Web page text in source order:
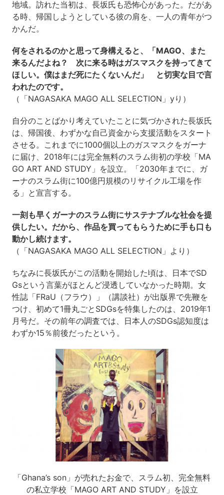
地域。訪れた当初は、長坂氏も恐怖心があった。だがあ
る時、帰国しようとしている彼の肩を、一人の青年がつ
かんだ。
何をされるのかと思って身構えると、「MAGO、また
来るんだよね？ 次に来る時はガスマスクを持ってきて
ほしい。僕はまだ死にたくないんだ」 と切実な目で言
われたのです。
（「NAGASAKA MAGO ALL SELECTION」yり）
自分のことばかり考えていたことに気づかされた長坂氏
は、帰国後、わずかな自己資金から支援活動をスタート
させる。これまでに1000個以上のガスマスクをガーナ
に届け、2018年には完全無料のスラム街初の学校「MA
GO ART AND STUDY」を設立。「2030年までに、ガ
ーナのスラム街に100億円規模のリサイクル工場を作
る」と宣言する。
一刻も早くガーナのスラム街にサステナブルな社会を提
供したい。だから、作品を買ってもらうために手も口も
動かし続けます。
（「NAGASAKA MAGO ALL SELECTION」より）
ちなみに長坂氏がこの活動を開始した頃は、日本でSD
Gsという言葉がほとんど浸透していなかった時期。女
性誌「FRaU（フラウ）」（講談社）が出版界で先鞭を
つけ、初めて1冊丸ごとSDGsを特集したのは、2019年1
月号だ。その前年の調査では、日本人のSDGs認知度は
わずか15％前後だったという。
「Ghana’s son」が売れたお金で、スラム初、完全無料
の私立学校「MAGO ART AND STUDY」を設立